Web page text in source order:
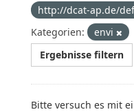
http://dcat-ap.de/
Kategorien:
envi
Ergebnisse filtern
Bitte versuch es mit